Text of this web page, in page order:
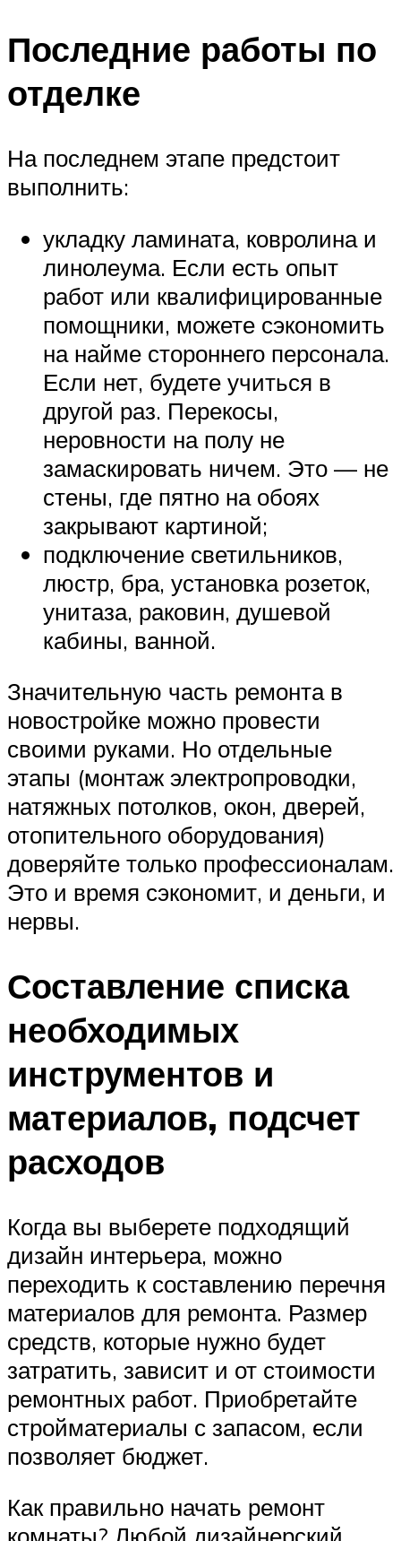
Последние работы по
отделке
На последнем этапе предстоит
выполнить:
укладку ламината, ковролина и
линолеума. Если есть опыт
работ или квалифицированные
помощники, можете сэкономить
на найме стороннего персонала.
Если нет, будете учиться в
другой раз. Перекосы,
неровности на полу не
замаскировать ничем. Это — не
стены, где пятно на обоях
закрывают картиной;
подключение светильников,
люстр, бра, установка розеток,
унитаза, раковин, душевой
кабины, ванной.
Значительную часть ремонта в
новостройке можно провести
своими руками. Но отдельные
этапы (монтаж электропроводки,
натяжных потолков, окон, дверей,
отопительного оборудования)
доверяйте только профессионалам.
Это и время сэкономит, и деньги, и
нервы.
Составление списка
необходимых
инструментов и
материалов, подсчет
расходов
Когда вы выберете подходящий
дизайн интерьера, можно
переходить к составлению перечня
материалов для ремонта. Размер
средств, которые нужно будет
затратить, зависит и от стоимости
ремонтных работ. Приобретайте
стройматериалы с запасом, если
позволяет бюджет.
Как правильно начать ремонт